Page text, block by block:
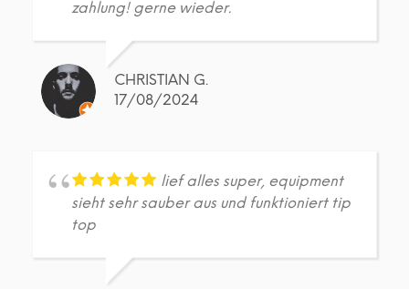
zahlung! gerne wieder.
CHRISTIAN G.
17/08/2024
lief alles super, equipment
sieht sehr sauber aus und funktioniert tip
top